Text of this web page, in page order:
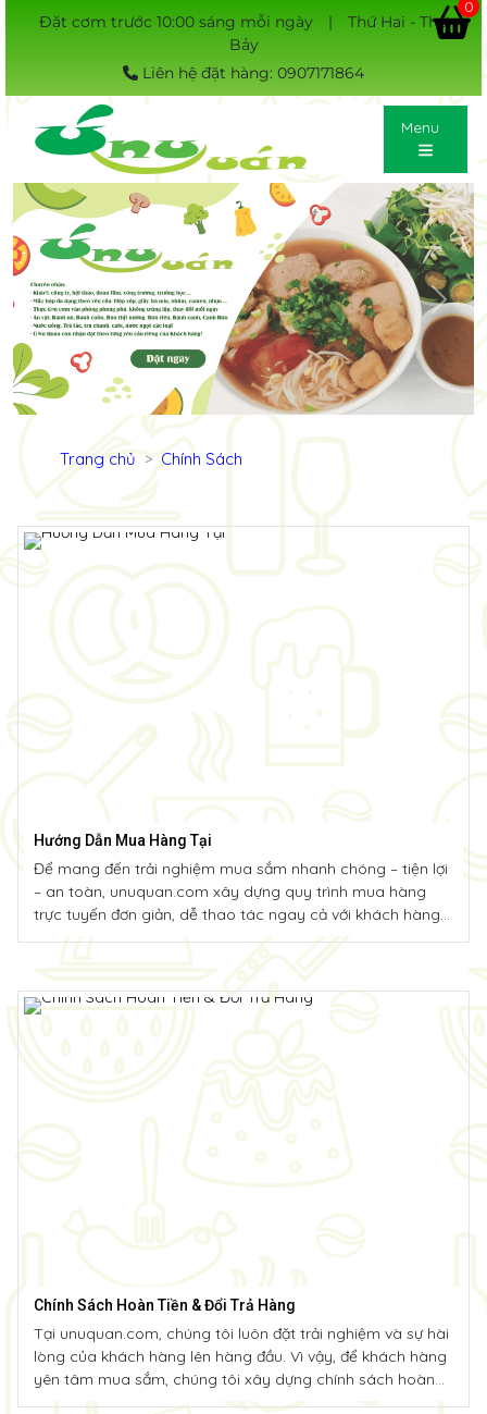
Đặt cơm trước 10:00 sáng mỗi ngày |
Thứ Hai - Thứ
Bảy
Liên hệ đặt hàng: 0907171864
Menu
0
Previous Next
Trang chủ Chính Sách
Hướng Dẫn Mua Hàng Tại
Để mang đến trải nghiệm mua sắm nhanh chóng – tiện lợi
– an toàn, unuquan.com xây dựng quy trình mua hàng
trực tuyến đơn giản, dễ thao tác ngay cả với khách hàng
lần đầu đặt hàng.
Chính Sách Hoàn Tiền & Đổi Trả Hàng
Tại unuquan.com, chúng tôi luôn đặt trải nghiệm và sự hài
lòng của khách hàng lên hàng đầu. Vì vậy, để khách hàng
yên tâm mua sắm, chúng tôi xây dựng chính sách hoàn
tiền và đổi trả rõ ràng, minh bạch, đảm bảo quyền lợi tốt